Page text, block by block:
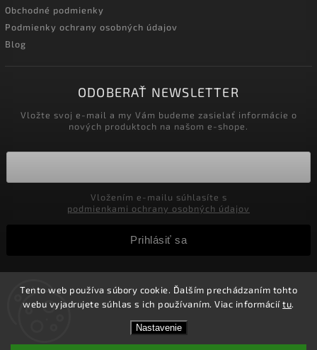
Tento web používa súbory cookie. Ďalším prechádzaním tohto
webu vyjadrujete súhlas s ich používaním. Viac informáciítu.
Nastavenie
Zľavy pre podnikateľov! Zaregistrujte sa a získajte v
košíku Zľavu 5%! Nie je možné kombinovať s inými
zľavami.
Obchodné podmienky
Podmienky ochrany osobných údajov
Blog
ODOBERAŤ NEWSLETTER
Vložte svoj e-mail a my Vám budeme zasielať informácie o
nových produktoch na našom e-shope.
podmienkami ochrany osobných údajov
Prihlásiť sa
Copyright 2026 Velkoobchod-salony.sk. Všetky práva
vyhradené.
Shoptet| Design